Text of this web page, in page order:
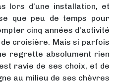
lors d’une installation, et
que peu de temps pour
cinq années d’activité
croisière. Mais si parfois
regrette absolument rien
ravie de ses choix, et de
au milieu de ses chèvres